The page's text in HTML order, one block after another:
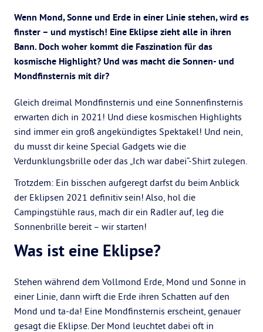
Wenn Mond, Sonne und Erde in einer Linie stehen, wird es
finster – und mystisch! Eine Eklipse zieht alle in ihren
Bann. Doch woher kommt die Faszination für das
kosmische Highlight? Und was macht die Sonnen- und
Mondfinsternis mit dir?
Gleich dreimal Mondfinsternis und eine Sonnenfinsternis
erwarten dich in 2021! Und diese kosmischen Highlights
sind immer ein groß angekündigtes Spektakel! Und nein,
du musst dir keine Special Gadgets wie die
Verdunklungsbrille oder das „Ich war dabei“-Shirt zulegen.
Trotzdem: Ein bisschen aufgeregt darfst du beim Anblick
der Eklipsen 2021 definitiv sein! Also, hol die
Campingstühle raus, mach dir ein Radler auf, leg die
Sonnenbrille bereit – wir starten!
Was ist eine Eklipse?
Stehen während dem Vollmond Erde, Mond und Sonne in
einer Linie, dann wirft die Erde ihren Schatten auf den
Mond und ta-da! Eine Mondfinsternis erscheint, genauer
gesagt die Eklipse. Der Mond leuchtet dabei oft in